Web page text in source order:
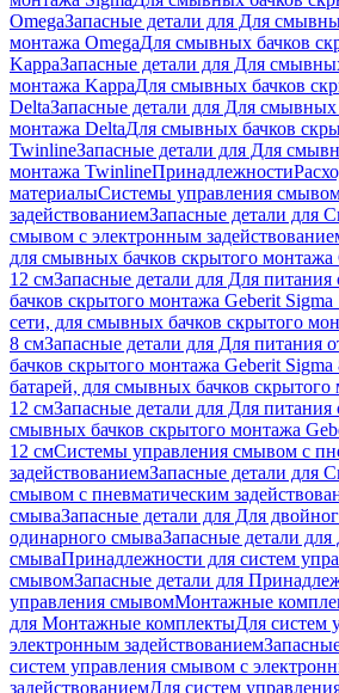
OmegaЗапасные детали для Для
монтажа OmegaДля смывных бачков
KappaЗапасные детали для Для
монтажа KappaДля смывных бачков
DeltaЗапасные детали для Для смывных
монтажа DeltaДля смывных бачков
TwinlineЗапасные детали для Для
монтажа TwinlineПринадлежности
материалыСистемы управления
задействованиемЗапасные детали для
смывом с электронным
для смывных бачков скрытого монтажа
12 смЗапасные детали для Для
бачков скрытого монтажа Geberit Sigma
сети, для смывных бачков скрытого
8 смЗапасные детали для Для питания
бачков скрытого монтажа Geberit Sigma
батарей, для смывных бачков скрытого
12 смЗапасные детали для Для питания
смывных бачков скрытого монтажа
12 смСистемы управления смывом с
задействованиемЗапасные детали для
смывом с пневматическим
смываЗапасные детали для Для
одинарного смываЗапасные детали
смываПринадлежности для систем
смывомЗапасные детали для
управления смывомМонтажные
для Монтажные комплектыДля систем
электронным задействованием
систем управления смывом с
задействованиемДля систем